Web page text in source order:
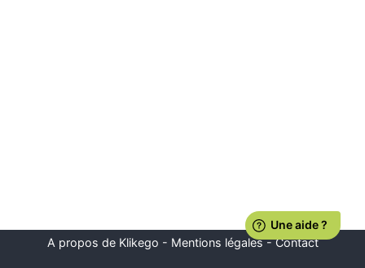
A propos de Klikego - Mentions légales-Contact